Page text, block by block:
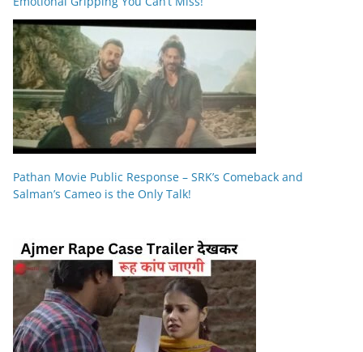
Pathan Movie Public Response – SRK’s Comeback and
Salman’s Cameo is the Only Talk!